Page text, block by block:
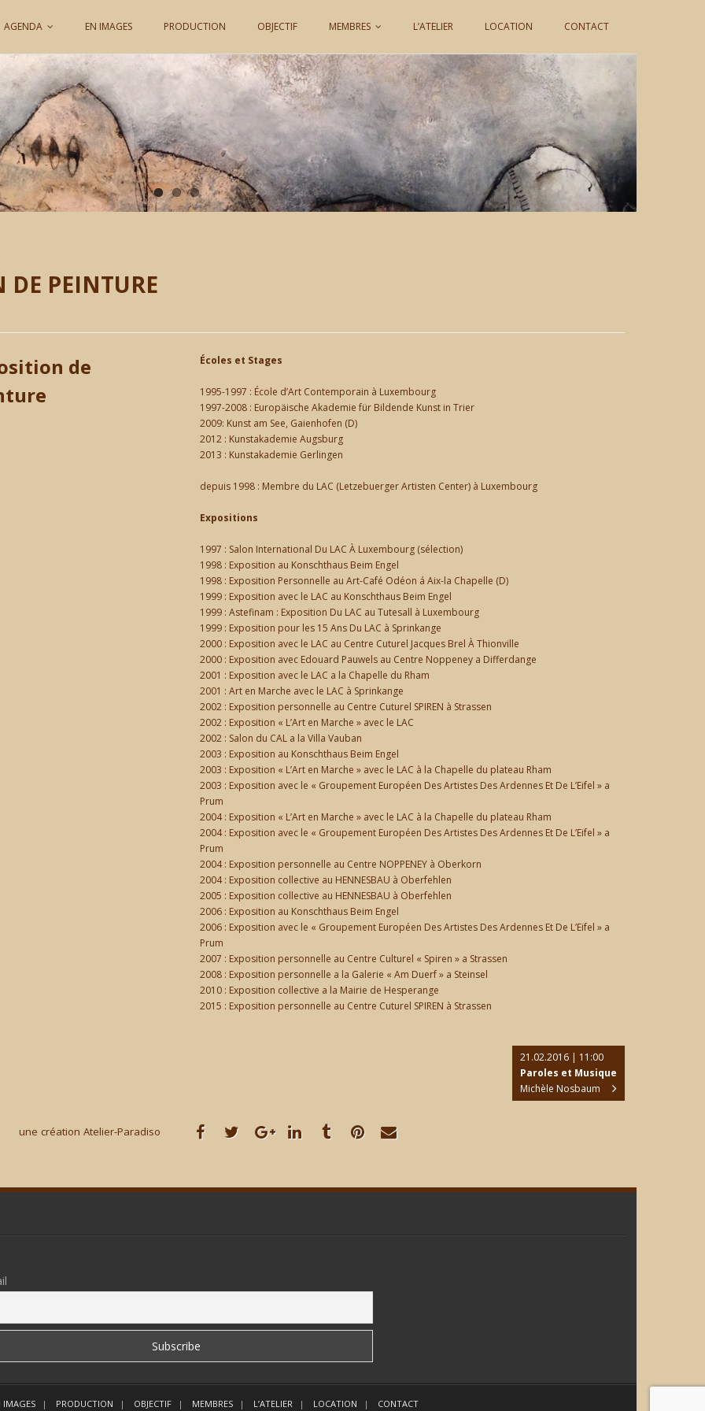
AGENDA EN IMAGES PRODUCTION OBJECTIF MEMBRES L’ATELIER LOCATION CONTACT
DE PEINTURE
de
Écoles et Stages
1995-1997 : École d’Art Contemporain à Luxembourg
1997-2008 : Europäische Akademie für Bildende Kunst in Trier
2009: Kunst am See, Gaienhofen (D)
2012 : Kunstakademie Augsburg
2013 : Kunstakademie Gerlingen
depuis 1998 : Membre du LAC (Letzebuerger Artisten Center) à Luxembourg
Expositions
1997 : Salon International Du LAC À Luxembourg (sélection)
1998 : Exposition au Konschthaus Beim Engel
1998 : Exposition Personnelle au Art-Café Odéon á Aix-la Chapelle (D)
1999 : Exposition avec le LAC au Konschthaus Beim Engel
1999 : Astefinam : Exposition Du LAC au Tutesall à Luxembourg
1999 : Exposition pour les 15 Ans Du LAC à Sprinkange
2000 : Exposition avec le LAC au Centre Cuturel Jacques Brel À Thionville
2000 : Exposition avec Edouard Pauwels au Centre Noppeney a Differdange
2001 : Exposition avec le LAC a la Chapelle du Rham
2001 : Art en Marche avec le LAC à Sprinkange
2002 : Exposition personnelle au Centre Cuturel SPIREN à Strassen
2002 : Exposition « L’Art en Marche » avec le LAC
2002 : Salon du CAL a la Villa Vauban
2003 : Exposition au Konschthaus Beim Engel
2003 : Exposition « L’Art en Marche » avec le LAC à la Chapelle du plateau Rham
2003 : Exposition avec le « Groupement Européen Des Artistes Des Ardennes Et De L’Eifel » a
Prum
2004 : Exposition « L’Art en Marche » avec le LAC à la Chapelle du plateau Rham
2004 : Exposition avec le « Groupement Européen Des Artistes Des Ardennes Et De L’Eifel » a
Prum
2004 : Exposition personnelle au Centre NOPPENEY à Oberkorn
2004 : Exposition collective au HENNESBAU à Oberfehlen
2005 : Exposition collective au HENNESBAU à Oberfehlen
2006 : Exposition au Konschthaus Beim Engel
2006 : Exposition avec le « Groupement Européen Des Artistes Des Ardennes Et De L’Eifel » a
Prum
2007 : Exposition personnelle au Centre Culturel « Spiren » a Strassen
2008 : Exposition personnelle a la Galerie « Am Duerf » a Steinsel
2010 : Exposition collective a la Mairie de Hesperange
2015 : Exposition personnelle au Centre Cuturel SPIREN à Strassen
21.02.2016 | 11:00
Paroles et Musique
Michèle Nosbaum
une création Atelier-Paradiso
IMAGES PRODUCTION OBJECTIF MEMBRES L’ATELIER LOCATION CONTACT